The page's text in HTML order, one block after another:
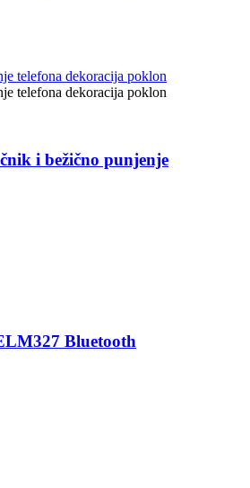
i bežično punjenje
punjenje količina
Bluetooth
količina